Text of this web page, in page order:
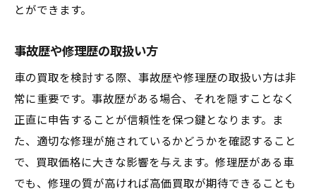
とができます。
事故歴や修理歴の取扱い方
車の買取を検討する際、事故歴や修理歴の取扱い方は非
常に重要です。事故歴がある場合、それを隠すことなく
正直に申告することが信頼性を保つ鍵となります。ま
た、適切な修理が施されているかどうかを確認すること
で、買取価格に大きな影響を与えます。修理歴がある車
でも、修理の質が高ければ高価買取が期待できることも